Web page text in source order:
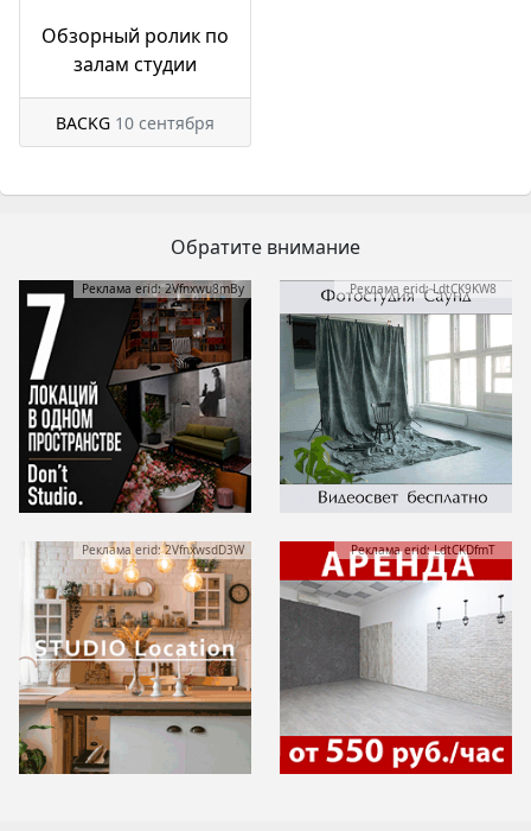
Обзорный ролик по
залам студии
BACKG 10 сентября
Обратите внимание
Реклама erid: 2Vfnxwu8mBy Реклама erid: LdtCK9KW8
Реклама erid: 2VfnxwsdD3W Реклама erid: LdtCKDfmT